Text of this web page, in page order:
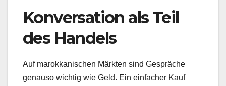
Konversation als Teil
des Handels
Auf marokkanischen Märkten sind Gespräche
genauso wichtig wie Geld. Ein einfacher Kauf